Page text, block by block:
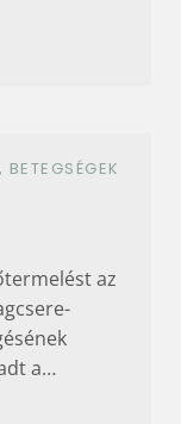
, BETEGSÉGEK
az
a…